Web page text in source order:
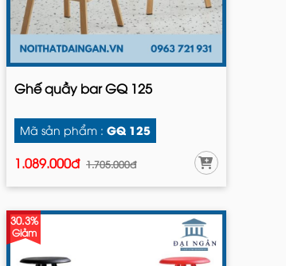
Ghế quầy bar GQ 125
Mã sản phẩm : GQ 125
1.089.000đ 1.705.000đ
30.3%
Giảm